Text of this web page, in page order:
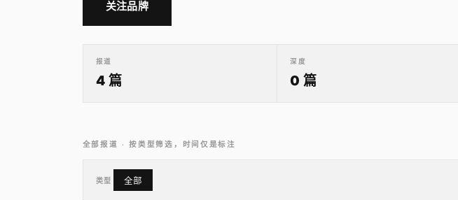
关注品牌
报道
4 篇
深度
0 篇
全部报道 · 按类型筛选，时间仅是标注
类型 全部